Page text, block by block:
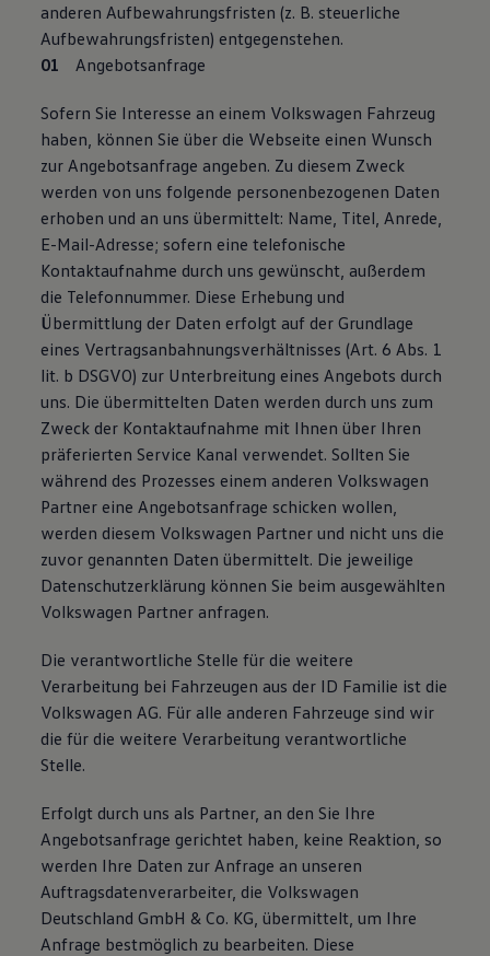
anderen Aufbewahrungsfristen (z. B. steuerliche
Aufbewahrungsfristen) entgegenstehen.
Angebotsanfrage
Sofern Sie Interesse an einem Volkswagen Fahrzeug
haben, können Sie über die Webseite einen Wunsch
zur Angebotsanfrage angeben. Zu diesem Zweck
werden von uns folgende personenbezogenen Daten
erhoben und an uns übermittelt: Name, Titel, Anrede,
E-Mail-Adresse; sofern eine telefonische
Kontaktaufnahme durch uns gewünscht, außerdem
die Telefonnummer. Diese Erhebung und
Übermittlung der Daten erfolgt auf der Grundlage
eines Vertragsanbahnungsverhältnisses (Art. 6 Abs. 1
lit. b DSGVO) zur Unterbreitung eines Angebots durch
uns. Die übermittelten Daten werden durch uns zum
Zweck der Kontaktaufnahme mit Ihnen über Ihren
präferierten Service Kanal verwendet. Sollten Sie
während des Prozesses einem anderen Volkswagen
Partner eine Angebotsanfrage schicken wollen,
werden diesem Volkswagen Partner und nicht uns die
zuvor genannten Daten übermittelt. Die jeweilige
Datenschutzerklärung können Sie beim ausgewählten
Volkswagen Partner anfragen.
Die verantwortliche Stelle für die weitere
Verarbeitung bei Fahrzeugen aus der ID Familie ist die
Volkswagen AG. Für alle anderen Fahrzeuge sind wir
die für die weitere Verarbeitung verantwortliche
Stelle.
Erfolgt durch uns als Partner, an den Sie Ihre
Angebotsanfrage gerichtet haben, keine Reaktion, so
werden Ihre Daten zur Anfrage an unseren
Auftragsdatenverarbeiter, die Volkswagen
Deutschland GmbH & Co. KG, übermittelt, um Ihre
Anfrage bestmöglich zu bearbeiten. Diese